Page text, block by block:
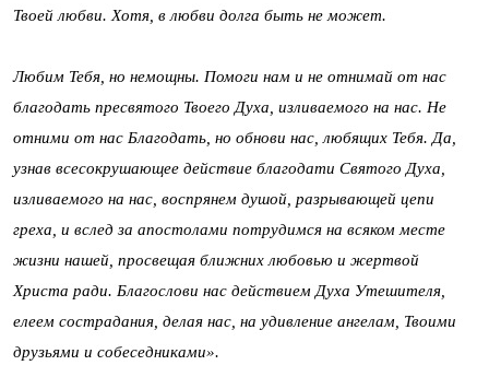
Твоей любви. Хотя, в любви долга быть не может.
Любим Тебя, но немощны. Помоги нам и не отнимай от нас
благодать пресвятого Твоего Духа, изливаемого на нас. Не
отними от нас Благодать, но обнови нас, любящих Тебя. Да,
узнав всесокрушающее действие благодати Святого Духа,
изливаемого на нас, воспрянем душой, разрывающей цепи
греха, и вслед за апостолами потрудимся на всяком месте
жизни нашей, просвещая ближних любовью и жертвой
Христа ради. Благослови нас действием Духа Утешителя,
елеем сострадания, делая нас, на удивление ангелам, Твоими
друзьями и собеседниками».